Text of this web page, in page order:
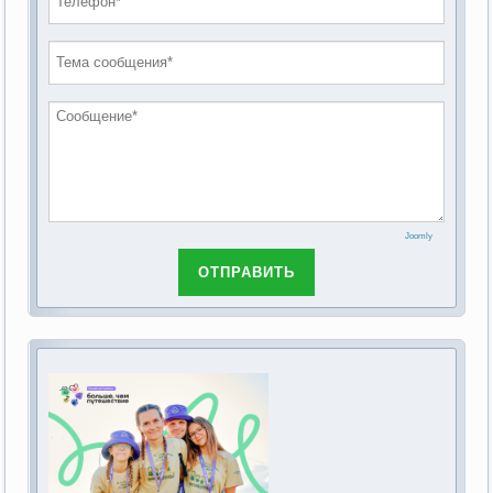
обсуждению Федерального закона Российской
основах социального обслуживания граждан в
2019 год
2018 год
Joomly
ОТПРАВИТЬ